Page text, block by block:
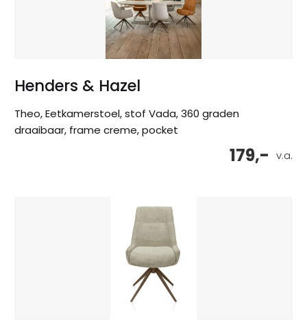
Henders & Hazel
Theo, Eetkamerstoel, stof Vada, 360 graden
draaibaar, frame creme, pocket
v.a.
179,-